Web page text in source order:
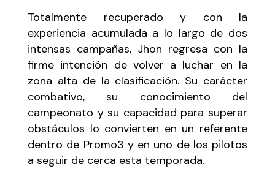
Totalmente recuperado y con la
experiencia acumulada a lo largo de dos
intensas campañas, Jhon regresa con la
firme intención de volver a luchar en la
zona alta de la clasificación. Su carácter
combativo, su conocimiento del
campeonato y su capacidad para superar
obstáculos lo convierten en un referente
dentro de Promo3 y en uno de los pilotos
a seguir de cerca esta temporada.